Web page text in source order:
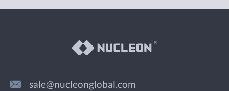
sale@nucleonglobal.com